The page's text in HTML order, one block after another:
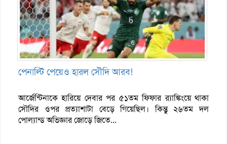
পেনাল্টি পেয়েও হারল সৌদি আরব!
আর্জেন্টিনাকে হারিয়ে দেবার পর ৫১তম ফিফার র‌্যাঙ্কিংয়ে থাকা
সৌদির ওপর প্রত্যাশাটা বেড়ে গিয়েছিল। কিন্তু ২৬তম দল
পোল্যান্ড অভিজ্ঞার জোড়ে জিতে...